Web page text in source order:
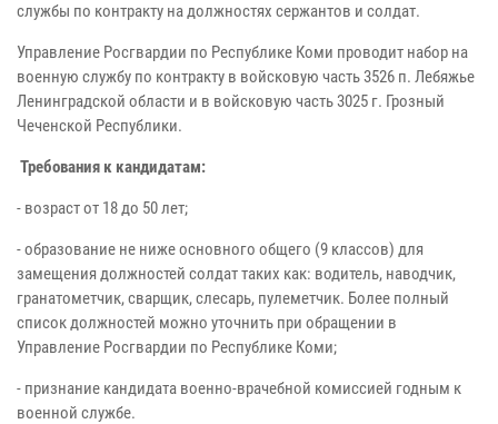
службы по контракту на должностях сержантов и солдат.
Управление Росгвардии по Республике Коми проводит набор на
военную службу по контракту в войсковую часть 3526 п. Лебяжье
Ленинградской области и в войсковую часть 3025 г. Грозный
Чеченской Республики.
Требования к кандидатам:
- возраст от 18 до 50 лет;
- образование не ниже основного общего (9 классов) для
замещения должностей солдат таких как: водитель, наводчик,
гранатометчик, сварщик, слесарь, пулеметчик. Более полный
список должностей можно уточнить при обращении в
Управление Росгвардии по Республике Коми;
- признание кандидата военно-врачебной комиссией годным к
военной службе.